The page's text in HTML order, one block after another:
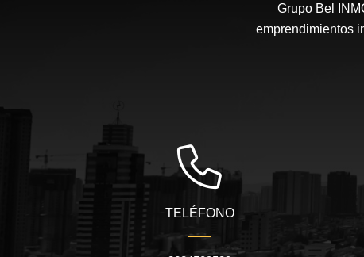
Grupo Bel
emprendimientos
TELÉFONO